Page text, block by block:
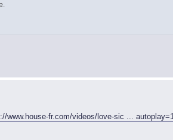
www.house-fr.com/videos/love-sic ... autoplay=1